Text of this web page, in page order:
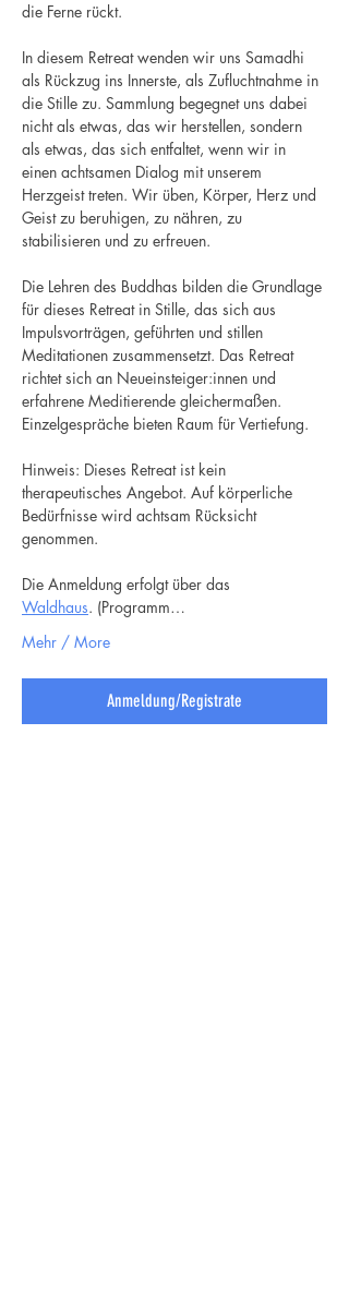
die Ferne rückt.
In diesem Retreat wenden wir uns Samadhi
als Rückzug ins Innerste, als Zufluchtnahme in
die Stille zu. Sammlung begegnet uns dabei
nicht als etwas, das wir herstellen, sondern
als etwas, das sich entfaltet, wenn wir in
einen achtsamen Dialog mit unserem
Herzgeist treten. Wir üben, Körper, Herz und
Geist zu beruhigen, zu nähren, zu
stabilisieren und zu erfreuen.
Die Lehren des Buddhas bilden die Grundlage
für dieses Retreat in Stille, das sich aus
Impulsvorträgen, geführten und stillen
Meditationen zusammensetzt. Das Retreat
richtet sich an Neueinsteiger:innen und
erfahrene Meditierende gleichermaßen.
Einzelgespräche bieten Raum für Vertiefung.
Hinweis: Dieses Retreat ist kein
therapeutisches Angebot. Auf körperliche
Bedürfnisse wird achtsam Rücksicht
genommen.
Die Anmeldung erfolgt über das
Waldhaus. (Programm…
Mehr / More
Anmeldung/Registrate